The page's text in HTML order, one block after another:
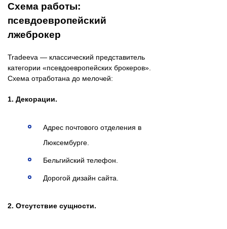
Схема работы:
псевдоевропейский
лжеброкер
Tradeeva — классический представитель
категории «псевдоевропейских брокеров».
Схема отработана до мелочей:
1. Декорации.
Адрес почтового отделения в
Люксембурге.
Бельгийский телефон.
Дорогой дизайн сайта.
2. Отсутствие сущности.